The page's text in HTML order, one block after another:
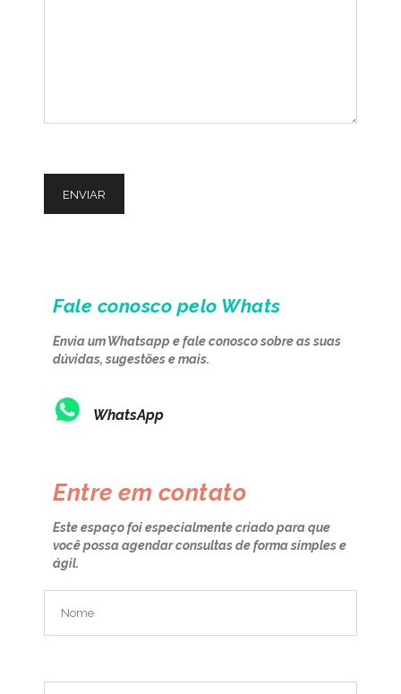
Fale conosco pelo Whats
Envia um Whatsapp e fale conosco sobre as suas
dúvidas, sugestões e mais.
WhatsApp
Entre em contato
Este espaço foi especialmente criado para que
você possa agendar consultas de forma simples e
ágil.